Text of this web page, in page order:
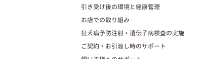
引き受け後の環境と健康管理
お店での取り組み
狂犬病予防注射・遺伝子病検査の実施
ご契約・お引渡し時のサポート